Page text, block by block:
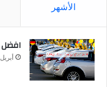
الأشهر
افضل 4 مواقع لبيع وشراء السيارات في ألمانيا
أبريل 5, 2021